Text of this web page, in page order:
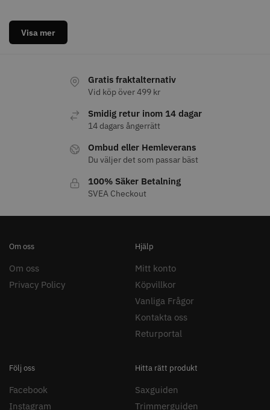
Visa mer
Gratis fraktalternativ
Vid köp över 499 kr
Smidig retur inom 14 dagar
14 dagars ångerrätt
Ombud eller Hemleverans
Du väljer det som passar bäst
100% Säker Betalning
SVEA Checkout
Om oss
Om oss
Privacy Policy
Hjälp
Mitt konto
Köpvillkor
Vanliga Frågor
Kontakta oss
Returportal
Följ oss
Facebook
Instagram
Hitta rätt produkt
Saxguiden
Trimmerguiden